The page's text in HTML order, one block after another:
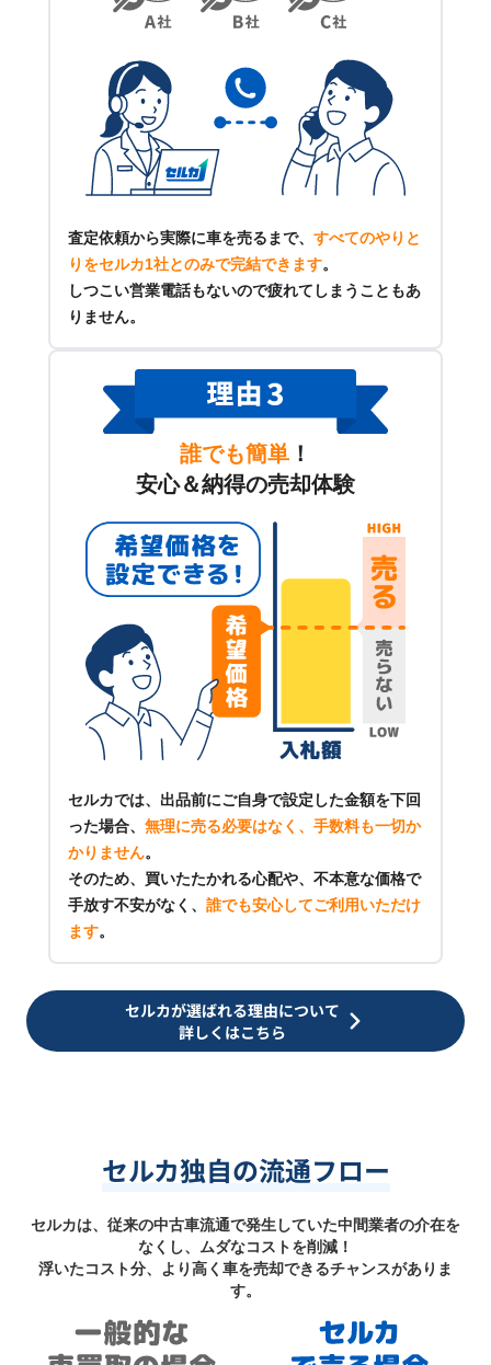
査定依頼から実際に車を売るまで、 すべてのやりと
りをセルカ1社とのみで完結できます。
しつこい営業電話もないので疲れてしまうこともあ
りません。
誰でも簡単 ！
安心＆納得の売却体験
セルカでは、出品前にご自身で設定した金額を下回
った場合、 無理に売る必要はなく、手数料も一切か
かりません。
そのため、買いたたかれる心配や、不本意な価格で
手放す不安がなく、 誰でも安心してご利用いただけ
ます。
セルカが選ばれる理由について
詳しくはこちら
セルカ独自の流通フロー
セルカは、従来の中古車流通で発生していた中間業者の介在を
なくし、ムダなコストを削減！
浮いたコスト分、より高く車を売却できるチャンスがありま
す。